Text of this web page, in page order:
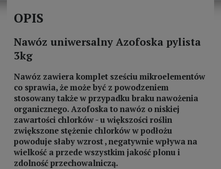
OPIS
Nawóz uniwersalny Azofoska pylista
3kg
Nawóz zawiera komplet sześciu mikroelementów
co sprawia, że może być z powodzeniem
stosowany także w przypadku braku nawożenia
organicznego. Azofoska to nawóz o niskiej
zawartości chlorków - u większości roślin
zwiększone stężenie chlorków w podłożu
powoduje słaby wzrost , negatywnie wpływa na
wielkość a przede wszystkim jakość plonu i
zdolność przechowalniczą.